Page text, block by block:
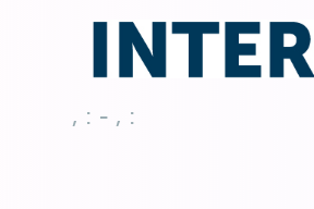
, : - , :